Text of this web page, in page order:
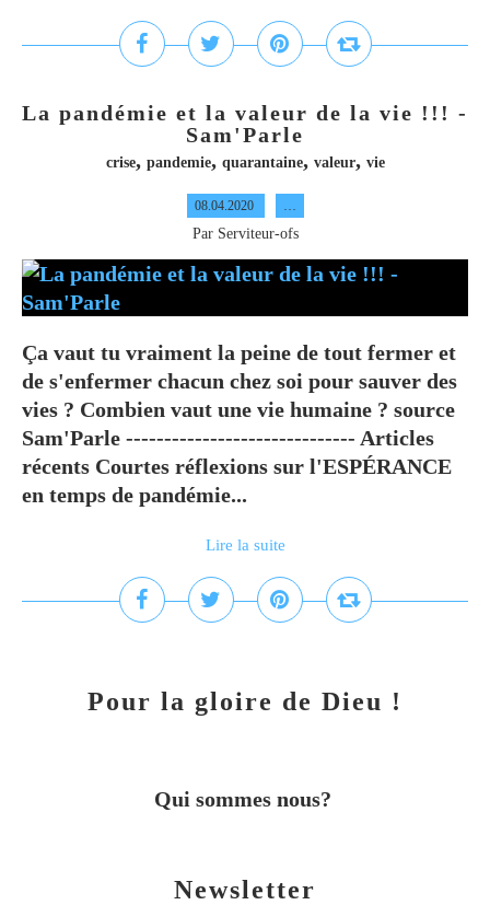
La pandémie et la valeur de la vie !!! -
Sam'Parle
crise, pandemie, quarantaine, valeur, vie
08.04.2020 …
Par Serviteur-ofs
Ça vaut tu vraiment la peine de tout fermer et
de s'enfermer chacun chez soi pour sauver des
vies ? Combien vaut une vie humaine ? source
Sam'Parle ------------------------------ Articles
récents Courtes réflexions sur l'ESPÉRANCE
en temps de pandémie...
Lire la suite
Newsletter
Pour la gloire de Dieu !
Qui sommes nous?